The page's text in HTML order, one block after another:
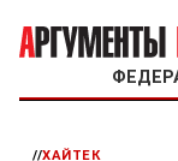
//ХАЙТЕК